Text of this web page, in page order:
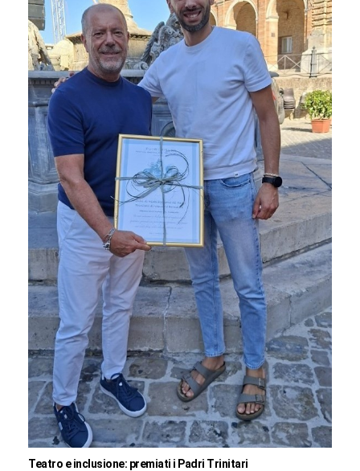
Teatro e inclusione: premiati i Padri Trinitari